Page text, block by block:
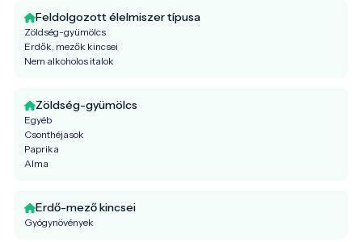
Feldolgozott élelmiszer típusa
Zöldség-gyümölcs
Erdők, mezők kincsei
Nem alkoholos italok
Zöldség-gyümölcs
Egyéb
Csonthéjasok
Paprika
Alma
Erdő-mező kincsei
Gyógynövények